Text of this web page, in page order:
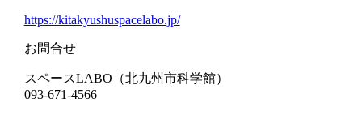
https://kitakyushuspacelabo.jp/
お問合せ
スペースLABO（北九州市科学館）
093-671-4566